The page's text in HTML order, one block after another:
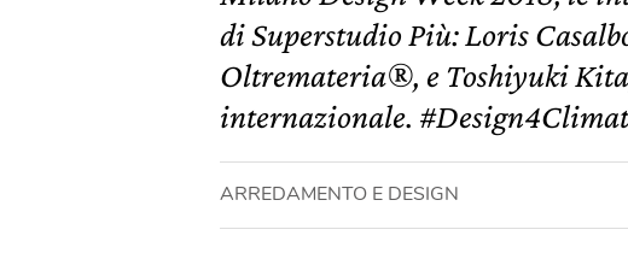
di Superstudio Più: Loris
Oltremateria®, e Toshiyuki
internazionale.
ARREDAMENTO E DESIGN